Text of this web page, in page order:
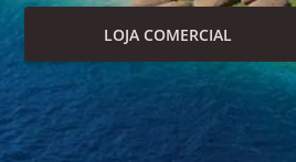
LOJA COMERCIAL